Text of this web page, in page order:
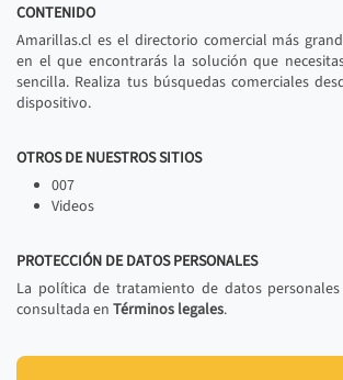
CONTENIDO
Amarillas.cl es el directorio comercial más
en el que encontrarás la solución que
sencilla. Realiza tus búsquedas comerciales
dispositivo.
OTROS DE NUESTROS SITIOS
007
Videos
PROTECCIÓN DE DATOS PERSONALES
La política de tratamiento de datos
consultada en Términos legales.